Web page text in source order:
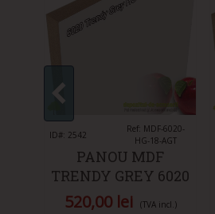
Îmi place
ID#: 2542
Ref: MDF-6020-
HG-18-AGT
PANOU MDF
TRENDY GREY 6020
SUPER LUCIOS AGT
520,00 lei (TVA incl.)